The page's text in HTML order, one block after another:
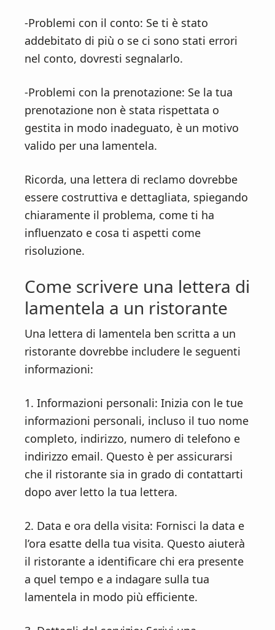
-Problemi con il conto: Se ti è stato
addebitato di più o se ci sono stati errori
nel conto, dovresti segnalarlo.
-Problemi con la prenotazione: Se la tua
prenotazione non è stata rispettata o
gestita in modo inadeguato, è un motivo
valido per una lamentela.
Ricorda, una lettera di reclamo dovrebbe
essere costruttiva e dettagliata, spiegando
chiaramente il problema, come ti ha
influenzato e cosa ti aspetti come
risoluzione.
Come scrivere una lettera di
lamentela a un ristorante
Una lettera di lamentela ben scritta a un
ristorante dovrebbe includere le seguenti
informazioni:
1. Informazioni personali: Inizia con le tue
informazioni personali, incluso il tuo nome
completo, indirizzo, numero di telefono e
indirizzo email. Questo è per assicurarsi
che il ristorante sia in grado di contattarti
dopo aver letto la tua lettera.
2. Data e ora della visita: Fornisci la data e
l’ora esatte della tua visita. Questo aiuterà
il ristorante a identificare chi era presente
a quel tempo e a indagare sulla tua
lamentela in modo più efficiente.